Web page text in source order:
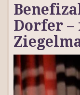
Dorfer –